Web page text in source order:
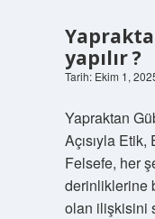
yapılır ?
Tarih: Ekim 1,
Yapraktan
Açısıyla
Felsefe, her
derinliklerine
olan ilişkisini